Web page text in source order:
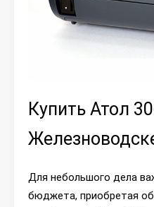
Купить Атол
Для небольшого дела
бюджета, приобретая